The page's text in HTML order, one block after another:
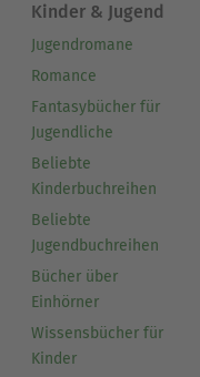
Kinder & Jugend
Jugendromane
Romance
Fantasybücher für
Jugendliche
Beliebte
Kinderbuchreihen
Beliebte
Jugendbuchreihen
Bücher über
Einhörner
Wissensbücher für
Kinder